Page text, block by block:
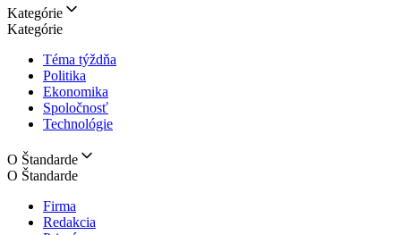
Kategórie
Kategórie
Téma týždňa
Politika
Ekonomika
Spoločnosť
Technológie
O Štandarde
O Štandarde
Firma
Redakcia